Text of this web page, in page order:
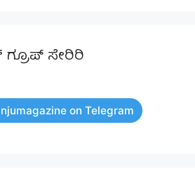
ಸೇರಿರಿ
on Telegram